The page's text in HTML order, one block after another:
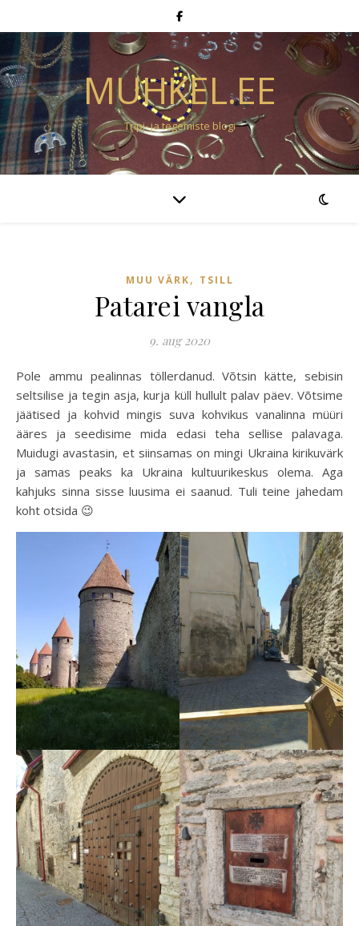
MUHKEL.EE
Tripi- ja tegemiste blogi
MUU VÄRK, TSILL
Patarei vangla
9. aug 2020
Pole ammu pealinnas töllerdanud. Võtsin kätte, sebisin
seltsilise ja tegin asja, kurja küll hullult palav päev. Võtsime
jäätised ja kohvid mingis suva kohvikus vanalinna müüri
ääres ja seedisime mida edasi teha sellise palavaga.
Muidugi avastasin, et siinsamas on mingi Ukraina kirikuvärk
ja samas peaks ka Ukraina kultuurikeskus olema. Aga
kahjuks sinna sisse luusima ei saanud. Tuli teine jahedam
koht otsida 😉